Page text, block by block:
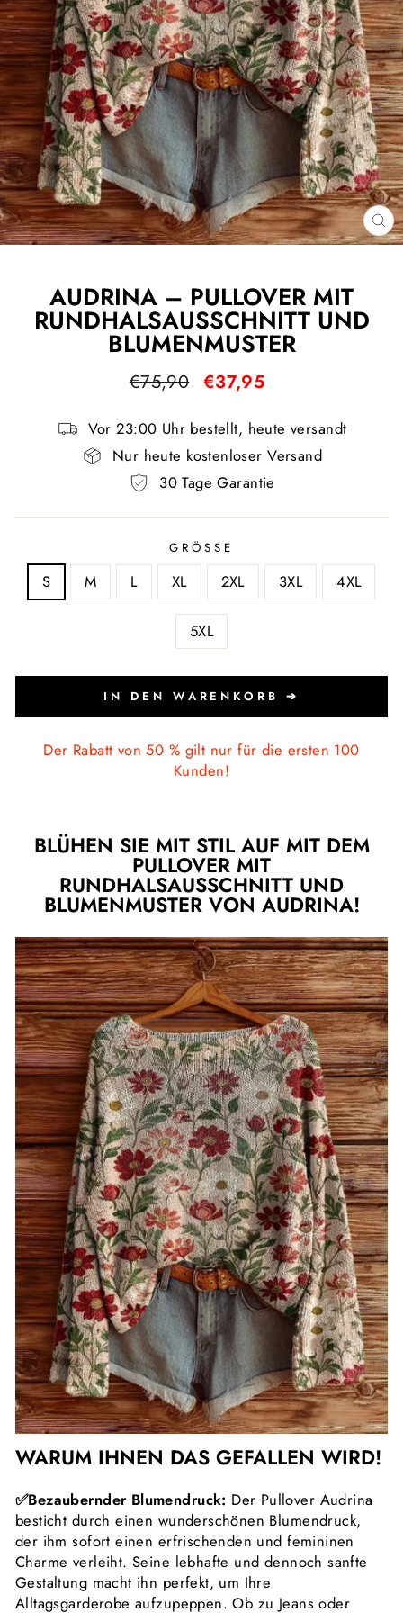
AUDRINA – PULLOVER MIT
RUNDHALSAUSSCHNITT UND
BLUMENMUSTER
Normaler
€75,90 Sonderpreis
€37,95
Vor 23:00 Uhr bestellt, heute versandt
Nur heute kostenloser Versand
30 Tage Garantie
GRÖSSE
S M L XL 2XL 3XL 4XL
5XL
IN DEN WARENKORB ➔
Der Rabatt von 50 % gilt nur für die ersten 100
Kunden!
BLÜHEN SIE MIT STIL AUF MIT DEM
PULLOVER MIT
RUNDHALSAUSSCHNITT UND
BLUMENMUSTER VON AUDRINA!
WARUM IHNEN DAS GEFALLEN WIRD!
✅Bezaubernder Blumendruck: Der Pullover Audrina
besticht durch einen wunderschönen Blumendruck,
der ihm sofort einen erfrischenden und femininen
Charme verleiht. Seine lebhafte und dennoch sanfte
Gestaltung macht ihn perfekt, um Ihre
Alltagsgarderobe aufzupeppen. Ob zu Jeans oder